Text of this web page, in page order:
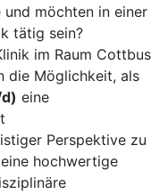
möchten in einer
tätig sein?
im Raum Cottbus
die Möglichkeit, als
eine
Perspektive zu
hochwertige